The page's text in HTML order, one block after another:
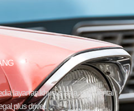
layanan khusus saja, yaitu rental
plus driver.